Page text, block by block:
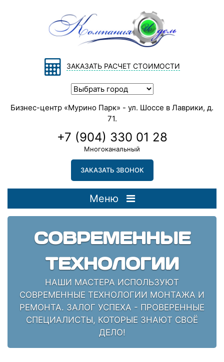
ЗАКАЗАТЬ РАСЧЕТ СТОИМОСТИ
Бизнес-центр «Мурино Парк» - ул. Шоссе в Лаврики, д.
71.
+7 (904) 330 01 28
Многоканальный
ЗАКАЗАТЬ ЗВОНОК
Меню
СОВРЕМЕННЫЕ
ТЕХНОЛОГИИ
НАШИ МАСТЕРА ИСПОЛЬЗУЮТ
СОВРЕМЕННЫЕ ТЕХНОЛОГИИ МОНТАЖА И
РЕМОНТА. ЗАЛОГ УСПЕХА - ПРОВЕРЕННЫЕ
СПЕЦИАЛИСТЫ, КОТОРЫЕ ЗНАЮТ СВОЁ
ДЕЛО!